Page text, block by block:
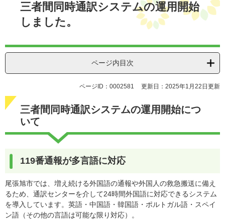
三者間同時通訳システムの運用開始
しました。
ページ内目次
ページID：0002581 更新日：2025年1月22日更新
三者間同時通訳システムの運用開始につ
いて
119番通報が多言語に対応
尾張旭市では、増え続ける外国語の通報や外国人の救急搬送に備え
るため、通訳センターを介して24時間外国語に対応できるシステム
を導入しています。英語・中国語・韓国語・ポルトガル語・スペイ
ン語（その他の言語は可能な限り対応）。